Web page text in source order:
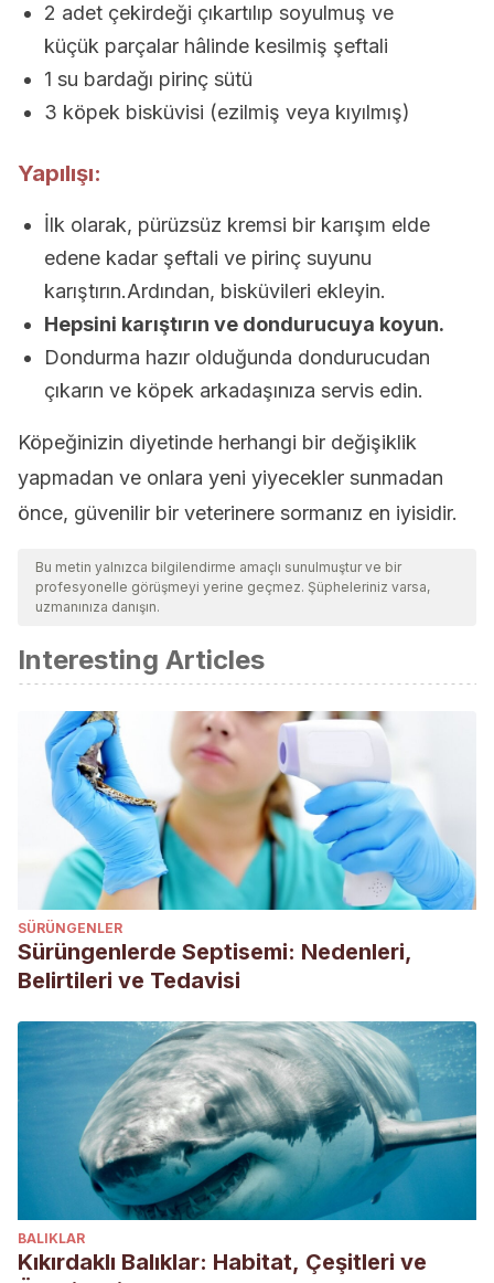
2 adet çekirdeği çıkartılıp soyulmuş ve
küçük parçalar hâlinde kesilmiş şeftali
1 su bardağı pirinç sütü
3 köpek bisküvisi (ezilmiş veya kıyılmış)
Yapılışı:
İlk olarak, pürüzsüz kremsi bir karışım elde
edene kadar şeftali ve pirinç suyunu
karıştırın.Ardından, bisküvileri ekleyin.
Hepsini karıştırın ve dondurucuya koyun.
Dondurma hazır olduğunda dondurucudan
çıkarın ve köpek arkadaşınıza servis edin.
Köpeğinizin diyetinde herhangi bir değişiklik
yapmadan ve onlara yeni yiyecekler sunmadan
önce, güvenilir bir veterinere sormanız en iyisidir.
Bu metin yalnızca bilgilendirme amaçlı sunulmuştur ve bir
profesyonelle görüşmeyi yerine geçmez. Şüpheleriniz varsa,
uzmanınıza danışın.
Interesting Articles
SÜRÜNGENLER
Sürüngenlerde Septisemi: Nedenleri,
Belirtileri ve Tedavisi
BALIKLAR
Kıkırdaklı Balıklar: Habitat, Çeşitleri ve